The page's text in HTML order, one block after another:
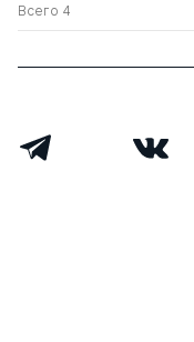
Всего 4